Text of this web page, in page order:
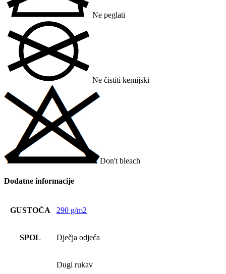
Ne peglati
Ne čistiti kemijski
Don't bleach
Dodatne informacije
GUSTOĆA 290 g/m2
SPOL Dječja odjeća
Dugi rukav